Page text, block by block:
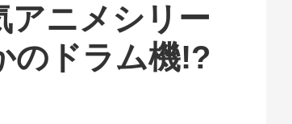
アニメシリー
ドラム機!?